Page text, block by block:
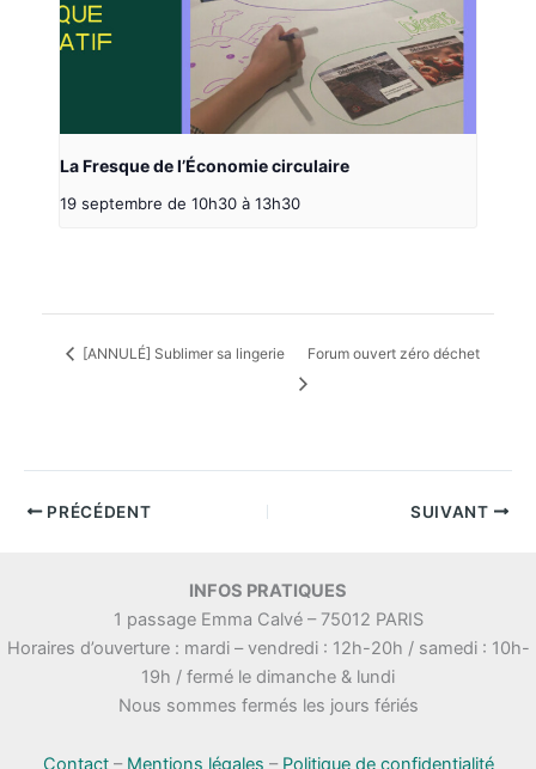
La Fresque de l’Économie circulaire
19 septembre de 10h30 à 13h30
[ANNULÉ] Sublimer sa lingerie Forum ouvert zéro déchet
PRÉCÉDENT SUIVANT
INFOS PRATIQUES
1 passage Emma Calvé – 75012 PARIS
Horaires d’ouverture : mardi – vendredi : 12h-20h / samedi : 10h-
19h / fermé le dimanche & lundi
Nous sommes fermés les jours fériés